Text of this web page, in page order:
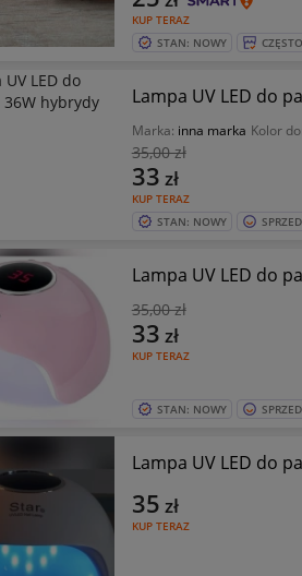
KUP TERAZ
STAN: NOWY
Lampa UV LED do
Marka: inna marka Kolor
35,00 zł
KUP TERAZ
33 zł
STAN: NOWY
Lampa UV LED do
35,00 zł
KUP TERAZ
33 zł
STAN: NOWY
Lampa UV LED do
KUP TERAZ
35 zł